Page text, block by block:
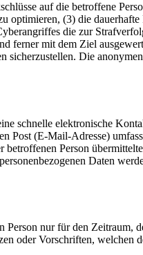
auf die betroffene
optimieren, (3) die
die zur
mit dem Ziel
Die
schnelle elektronische
Post (E-Mail-Adresse)
Person
Daten
nur für den Zeitraum,
oder Vorschriften,